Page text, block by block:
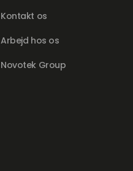
Kontakt os
Arbejd hos os
Novotek Group